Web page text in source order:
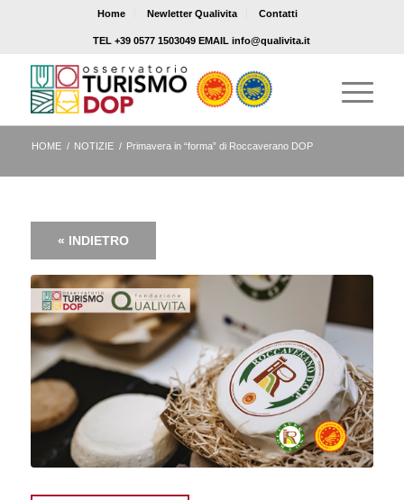
Home Newletter Qualivita Contatti
TEL +39 0577 1503049 EMAIL info@qualivita.it
HOME / NOTIZIE / Primavera in “forma” di Roccaverano DOP
« INDIETRO